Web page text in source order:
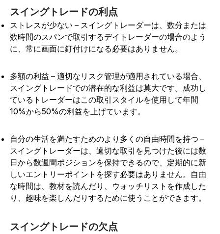
スイングトレードの利点
ストレスが少ない – スイングトレーダーは、数分または
数時間のスパンで取引するデイトレーダーの場合のよう
に、常に画面に釘付けになる必要はありません。
多額の利益 – 適切なリスク管理が適用されている場合、
スイングトレードでの潜在的な利益は莫大です。成功し
ているトレーダーはこの取引スタイルを使用して年間
10%から50%の利益を上げています。
自分の生活を満たすためのより多くの自由時間を持つ –
スイングトレーダーは、適切な取引を見つけた後には数
日から数週間ポジションを保持できるので、定期的に新
しいエントリーポイントを探す必要はありません。自由
な時間は、教材を読んだり、ウォッチリストを作成した
り、趣味を楽しんだりするために使うことができます。
スイングトレードの欠点